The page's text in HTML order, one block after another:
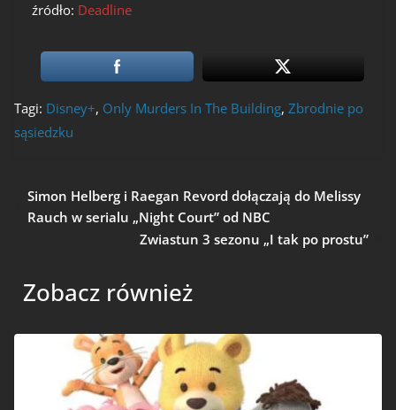
źródło: Deadline
Tagi: Disney+, Only Murders In The Building, Zbrodnie po
sąsiedzku
Simon Helberg i Raegan Revord dołączają do Melissy
Rauch w serialu „Night Court” od NBC
Zwiastun 3 sezonu „I tak po prostu”
Zobacz również